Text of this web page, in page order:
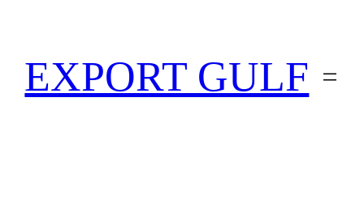
EXPORT GULF